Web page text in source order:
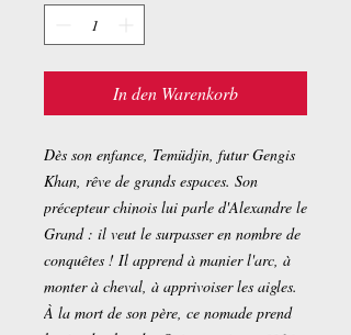
In den Warenkorb
Dès son enfance, Temüdjin, futur Gengis
Khan, rêve de grands espaces. Son
précepteur chinois lui parle d'Alexandre le
Grand : il veut le surpasser en nombre de
conquêtes ! Il apprend à manier l'arc, à
monter à cheval, à apprivoiser les aigles.
À la mort de son père, ce nomade prend